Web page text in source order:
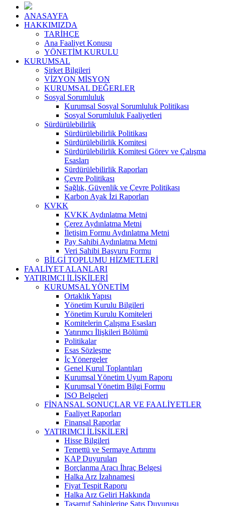
ANASAYFA
HAKKIMIZDA
TARİHÇE
Ana Faaliyet Konusu
YÖNETİM KURULU
KURUMSAL
Şirket Bilgileri
VİZYON MİSYON
KURUMSAL DEĞERLER
Sosyal Sorumluluk
Kurumsal Sosyal Sorumluluk Politikası
Sosyal Sorumluluk Faaliyetleri
Sürdürülebilirlik
Sürdürülebilirlik Politikası
Sürdürülebilirlik Komitesi
Sürdürülebilirlik Komitesi Görev ve Çalışma
Esasları
Sürdürülebilirlik Raporları
Çevre Politikası
Sağlık, Güvenlik ve Çevre Politikası
Karbon Ayak İzi Raporları
KVKK
KVKK Aydınlatma Metni
Çerez Aydınlatma Metni
İletişim Formu Aydınlatma Metni
Pay Sahibi Aydınlatma Metni
Veri Sahibi Başvuru Formu
BİLGİ TOPLUMU HİZMETLERİ
FAALİYET ALANLARI
YATIRIMCI İLİŞKİLERİ
KURUMSAL YÖNETİM
Ortaklık Yapısı
Yönetim Kurulu Bilgileri
Yönetim Kurulu Komiteleri
Komitelerin Çalışma Esasları
Yatırımcı İlişkileri Bölümü
Politikalar
Esas Sözleşme
İç Yönergeler
Genel Kurul Toplantıları
Kurumsal Yönetim Uyum Raporu
Kurumsal Yönetim Bilgi Formu
ISO Belgeleri
FİNANSAL SONUÇLAR VE FAALİYETLER
Faaliyet Raporları
Finansal Raporlar
YATIRIMCI İLİŞKİLERİ
Hisse Bilgileri
Temettü ve Sermaye Artırımı
KAP Duyuruları
Borçlanma Aracı İhraç Belgesi
Halka Arz İzahnamesi
Fiyat Tespit Raporu
Halka Arz Geliri Hakkında
Tasarruf Sahiplerine Satış Duyurusu